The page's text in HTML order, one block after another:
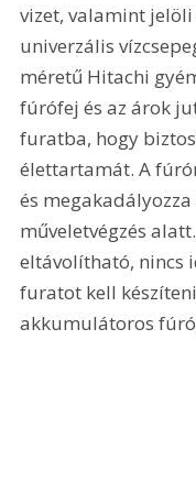
vizet, valamint
univerzális
méretű Hitachi
fúrófej és az árok
furatba, hogy
élettartamát. A
és
műveletvégzés
eltávolítható, nincs
furatot kell
akkumulátoros